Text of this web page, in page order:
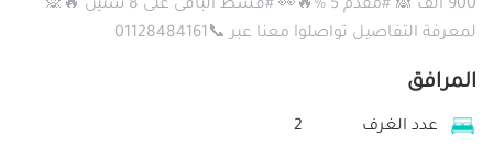
900 الف 🙈 #مقدم 5 %🔥👀 #قسط الباقى على 8 سنين 🔥🙊
لمعرفة التفاصيل تواصلوا معنا عبر 📞01128484161
المرافق
عدد الغرف 2